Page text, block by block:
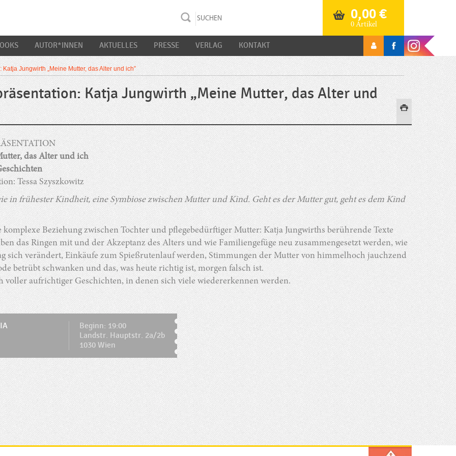
0,00€
0 Artikel
AUTOR*INNEN AKTUELLES PRESSE VERLAG KONTAKT
Katja Jungwirth „Meine Mutter, das Alter und ich”
Katja Jungwirth „Meine Mutter, das Alter und
das Alter und ich
Tessa Szyszkowitz
in frühester Kindheit, eine Symbiose zwischen Mutter und Kind. Geht es der Mutter gut, geht es dem Kind
komplexe Beziehung zwischen Tochter und pflegebedürftiger Mutter: Katja Jungwirths berührende Texte
das Ringen mit und der Akzeptanz des Alters und wie Familiengefüge neu zusammengesetzt werden, wie
sich verändert, Einkäufe zum Spießrutenlauf werden, Stimmungen der Mutter von himmelhoch jauchzend
betrübt schwanken und das, was heute richtig ist, morgen falsch ist.
voller aufrichtiger Geschichten, in denen sich viele wiedererkennen werden.
Beginn: 19:00
Landstr. Hauptstr. 2a/2b
1030 Wien